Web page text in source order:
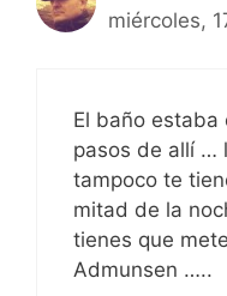
miércoles,
El baño estaba
pasos de allí …
tampoco te
mitad de la
tienes que
Admunsen …..